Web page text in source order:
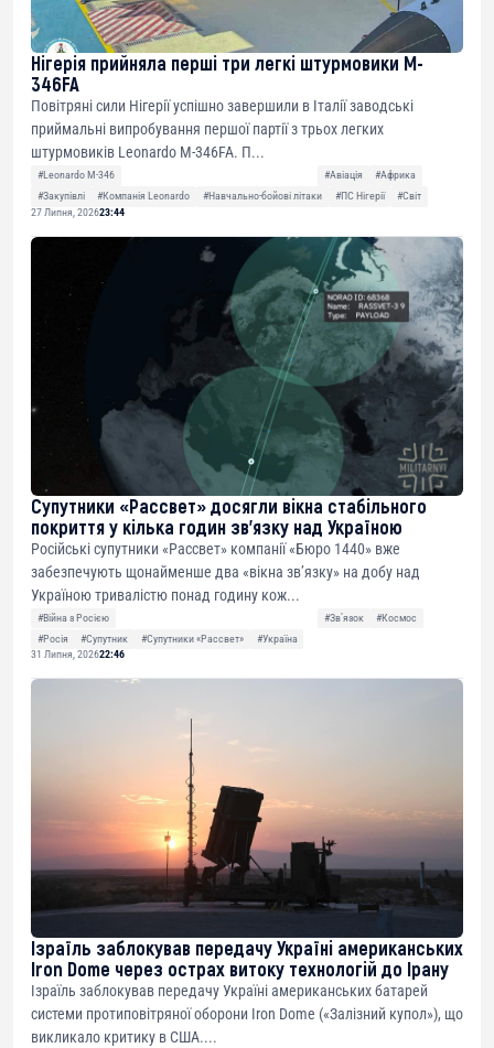
Нігерія прийняла перші три легкі штурмовики M-
346FA
Повітряні сили Нігерії успішно завершили в Італії заводські
приймальні випробування першої партії з трьох легких
штурмовиків Leonardo M-346FA. П...
#Leonardo M-346 #Авіація
#Африка
#Закупівлі
#Компанія Leonardo #Навчально-бойові літаки #ПС Нігерії
#Світ
27 Липня, 202623:44
Супутники «Рассвет» досягли вікна стабільного
покриття у кілька годин зв’язку над Україною
Російські супутники «Рассвет» компанії «Бюро 1440» вже
забезпечують щонайменше два «вікна зв’язку» на добу над
Україною тривалістю понад годину кож...
#Війна з Росією #Звʼязок
#Космос
#Росія
#Супутник #Супутники «Рассвет»
#Україна
31 Липня, 202622:46
Ізраїль заблокував передачу Україні американських
Iron Dome через острах витоку технологій до Ірану
Ізраїль заблокував передачу Україні американських батарей
системи протиповітряної оборони Iron Dome («Залізний купол»), що
викликало критику в США....